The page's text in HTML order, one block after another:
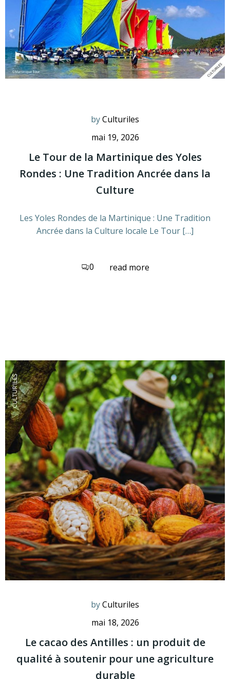
byCulturiles
mai 19, 2026
Le Tour de la Martinique des Yoles
Rondes : Une Tradition Ancrée dans la
Culture
Les Yoles Rondes de la Martinique : Une Tradition
Ancrée dans la Culture locale Le Tour […]
0 read more
byCulturiles
mai 18, 2026
Le cacao des Antilles : un produit de
qualité à soutenir pour une agriculture
durable